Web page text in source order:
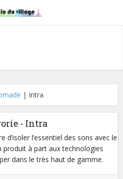
| Intra
- Intra
d’isoler l’essentiel des sons avec le
produit à part aux technologies
dans le très haut de gamme.